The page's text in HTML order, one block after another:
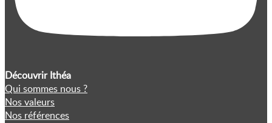
Découvrir Ithéa
Qui sommes nous ?
Nos valeurs
Nos références